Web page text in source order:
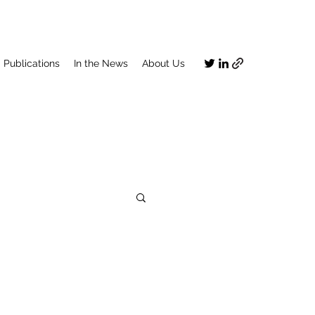
Publications In the News About Us